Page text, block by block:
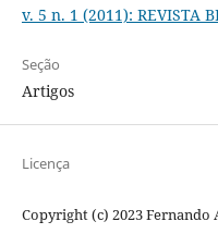
v. 5 n. 1 (2011): REVISTA
Seção
Artigos
Licença
Copyright (c) 2023 Fernando